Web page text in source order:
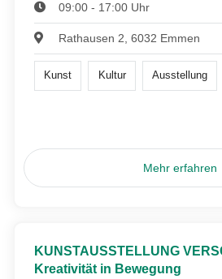
09:00 - 17:00 Uhr
Rathausen 2, 6032 Emmen
Kunst Kultur Ausstellung
Mehr erfahren
KUNSTAUSSTELLUNG
Kreativität in Bewegung